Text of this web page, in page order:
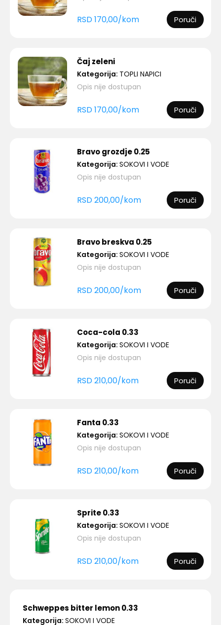
RSD170,00/kom Poruči
Čaj zeleni
Kategorija: TOPLI NAPICI
Opis nije dostupan
RSD170,00/kom Poruči
Bravo grozdje 0.25
Kategorija: SOKOVI I VODE
Opis nije dostupan
RSD200,00/kom Poruči
Bravo breskva 0.25
Kategorija: SOKOVI I VODE
Opis nije dostupan
RSD200,00/kom Poruči
Coca-cola 0.33
Kategorija: SOKOVI I VODE
Opis nije dostupan
RSD210,00/kom Poruči
Fanta 0.33
Kategorija: SOKOVI I VODE
Opis nije dostupan
RSD210,00/kom Poruči
Sprite 0.33
Kategorija: SOKOVI I VODE
Opis nije dostupan
RSD210,00/kom Poruči
Schweppes bitter lemon 0.33
Kategorija: SOKOVI I VODE